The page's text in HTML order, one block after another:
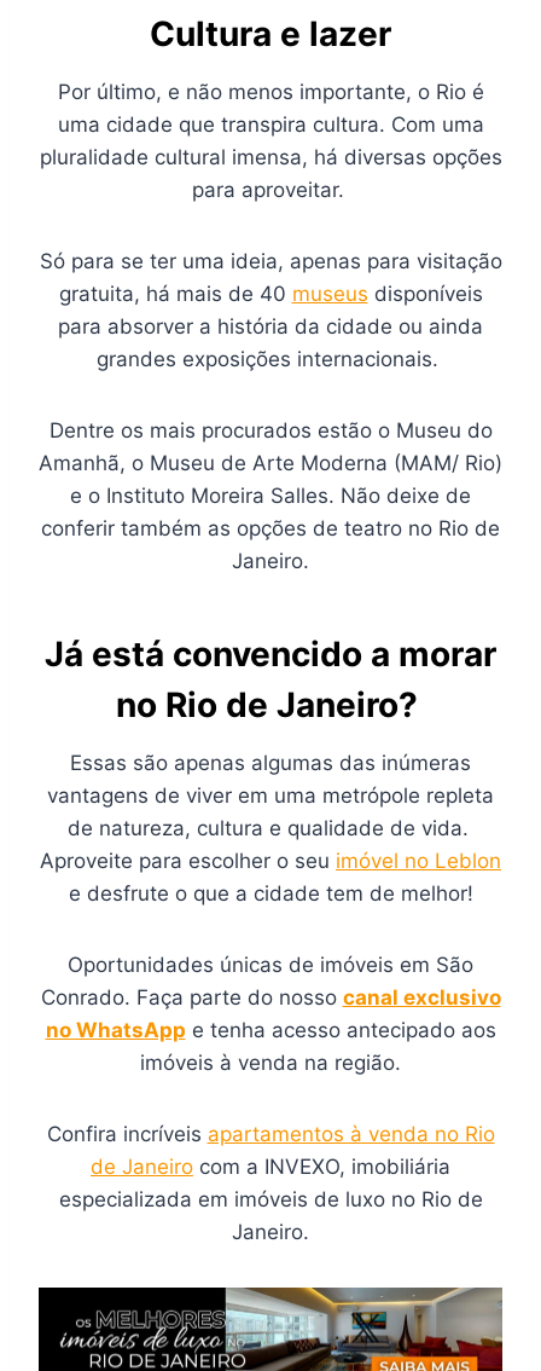
Cultura e lazer
Por último, e não menos importante, o Rio é
uma cidade que transpira cultura. Com uma
pluralidade cultural imensa, há diversas opções
para aproveitar.
Só para se ter uma ideia, apenas para visitação
gratuita, há mais de 40 museus disponíveis
para absorver a história da cidade ou ainda
grandes exposições internacionais.
Dentre os mais procurados estão o Museu do
Amanhã, o Museu de Arte Moderna (MAM/ Rio)
e o Instituto Moreira Salles. Não deixe de
conferir também as opções de teatro no Rio de
Janeiro.
Já está convencido a morar
no Rio de Janeiro?
Essas são apenas algumas das inúmeras
vantagens de viver em uma metrópole repleta
de natureza, cultura e qualidade de vida.
Aproveite para escolher o seu imóvel no Leblon
e desfrute o que a cidade tem de melhor!
Oportunidades únicas de imóveis em São
Conrado. Faça parte do nosso canal exclusivo
no WhatsApp e tenha acesso antecipado aos
imóveis à venda na região.
Confira incríveis apartamentos à venda no Rio
de Janeiro com a INVEXO, imobiliária
especializada em imóveis de luxo no Rio de
Janeiro.